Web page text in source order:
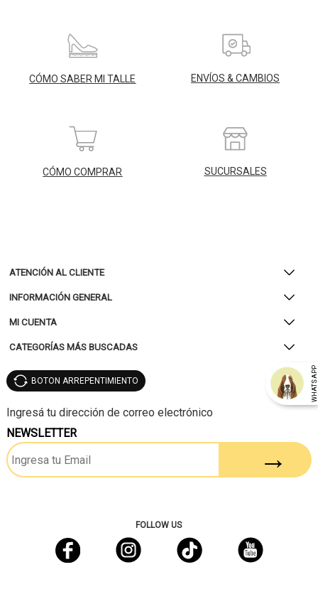
CÓMO SABER MI TALLE ENVÍOS & CAMBIOS
CÓMO COMPRAR SUCURSALES
ATENCIÓN AL CLIENTE
INFORMACIÓN GENERAL
MI CUENTA
CATEGORÍAS MÁS BUSCADAS
WHATSAPP
BOTON ARREPENTIMIENTO
NEWSLETTER
FOLLOW US